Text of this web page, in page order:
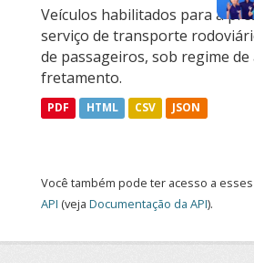
Veículos habilitados para a
serviço de transporte
de passageiros, sob regime
fretamento.
PDF HTML CSV JSON
Você também pode ter acesso a
API (veja Documentação da API).